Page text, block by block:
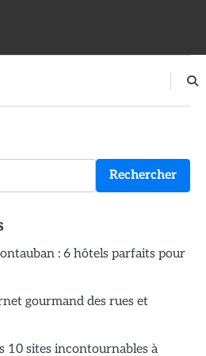
Rechercher
: 6 hôtels parfaits pour
gourmand des rues et
10 sites incontournables à